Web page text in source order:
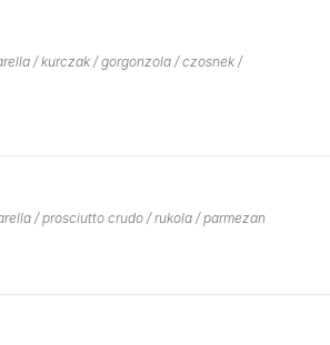
/ kurczak / gorgonzola / czosnek /
/ prosciutto crudo / rukola / parmezan